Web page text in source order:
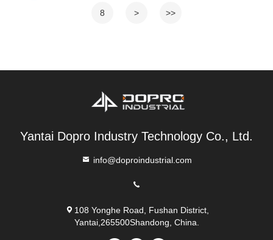
8 > >>
Yantai Dopro Industry Technology Co., Ltd.
info@doproindustrial.com
108 Yonghe Road, Fushan District,
Yantai,265500Shandong, China.